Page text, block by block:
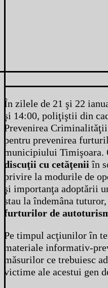
În zilele de 21 şi 22
și 14:00, poliţiştii din
Prevenirea
pentru prevenirea
municipiului Timişoara.
discuţii cu cetăţenii în
privire la modurile de
şi importanţa adoptării
stau la îndemâna tuturor,
furturilor de
Pe timpul acţiunilor în
materiale informativ-
măsurilor ce trebuiesc
victime ale acestui gen